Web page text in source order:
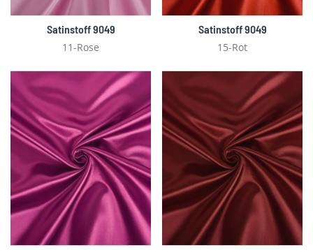
Satinstoff 9049
11-Rose
Satinstoff 9049
15-Rot